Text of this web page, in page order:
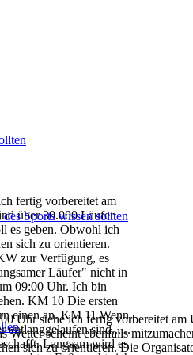
fertig vorbereitet am
über 30.000 Läufer
es geben. Obwohl ich
sich zu orientieren.
zur Verfügung, es
Läufer" nicht in
09:00 Uhr. Ich bin
KM 10 Die ersten
einen an. KM 11 Wenn
entlanggelaufen sind......
Langsam wird es
Uhr stehe ich fertig vorbereitet
Wetterscheint ebenfalls
sich zu orientieren. Die